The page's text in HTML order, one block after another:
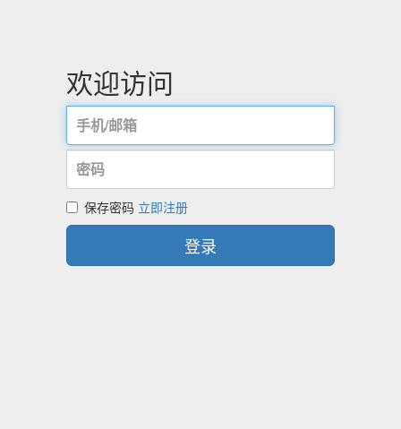
欢迎访问
保存密码 立即注册
登录